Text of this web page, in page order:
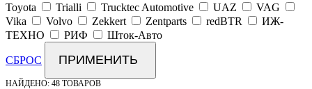
Toyota
Trialli Trucktec Automotive UAZ
VAG
Vika
Volvo Zekkert Zentparts redBTR
ИЖ-
ТЕХНО
РИФ Шток-Авто
СБРОС ПРИМЕНИТЬ
НАЙДЕНО: 48 ТОВАРОВ